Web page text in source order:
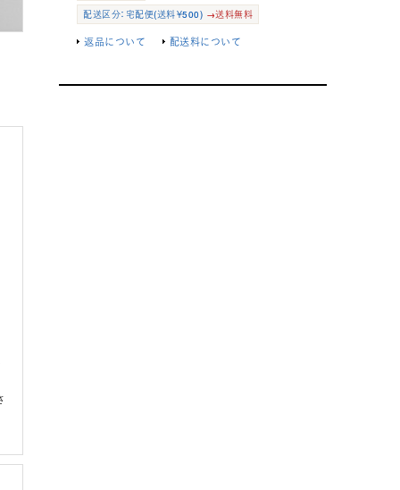
配送区分：宅配便(送料￥500) →送料無料
返品について 配送料について